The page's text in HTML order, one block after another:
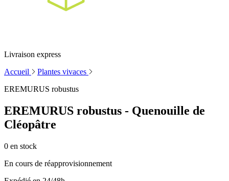
Livraison express
Accueil
Plantes vivaces
EREMURUS robustus
EREMURUS robustus - Quenouille de
Cléopâtre
0 en stock
En cours de réapprovisionnement